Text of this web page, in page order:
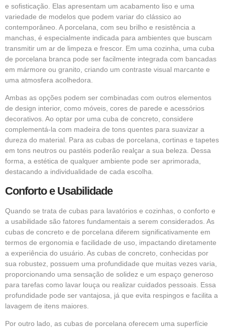
e sofisticação. Elas apresentam um acabamento liso e uma
variedade de modelos que podem variar do clássico ao
contemporâneo. A porcelana, com seu brilho e resistência a
manchas, é especialmente indicada para ambientes que buscam
transmitir um ar de limpeza e frescor. Em uma cozinha, uma cuba
de porcelana branca pode ser facilmente integrada com bancadas
em mármore ou granito, criando um contraste visual marcante e
uma atmosfera acolhedora.
Ambas as opções podem ser combinadas com outros elementos
de design interior, como móveis, cores de parede e acessórios
decorativos. Ao optar por uma cuba de concreto, considere
complementá-la com madeira de tons quentes para suavizar a
dureza do material. Para as cubas de porcelana, cortinas e tapetes
em tons neutros ou pastéis poderão realçar a sua beleza. Dessa
forma, a estética de qualquer ambiente pode ser aprimorada,
destacando a individualidade de cada escolha.
Conforto e Usabilidade
Quando se trata de cubas para lavatórios e cozinhas, o conforto e
a usabilidade são fatores fundamentais a serem considerados. As
cubas de concreto e de porcelana diferem significativamente em
termos de ergonomia e facilidade de uso, impactando diretamente
a experiência do usuário. As cubas de concreto, conhecidas por
sua robustez, possuem uma profundidade que muitas vezes varia,
proporcionando uma sensação de solidez e um espaço generoso
para tarefas como lavar louça ou realizar cuidados pessoais. Essa
profundidade pode ser vantajosa, já que evita respingos e facilita a
lavagem de itens maiores.
Por outro lado, as cubas de porcelana oferecem uma superfície